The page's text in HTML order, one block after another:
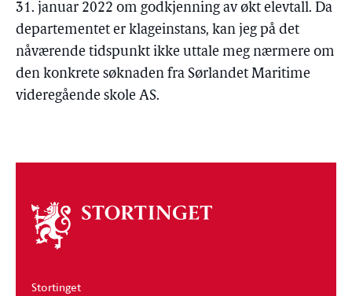
31. januar 2022 om godkjenning av økt elevtall. Da
departementet er klageinstans, kan jeg på det
nåværende tidspunkt ikke uttale meg nærmere om
den konkrete søknaden fra Sørlandet Maritime
videregående skole AS.
Om
stortinget
Stortinget